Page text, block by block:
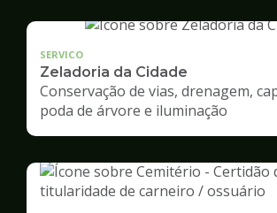
SERVICO
Zeladoria da Cidade
Conservação de vias, drenagem,
poda de árvore e iluminação